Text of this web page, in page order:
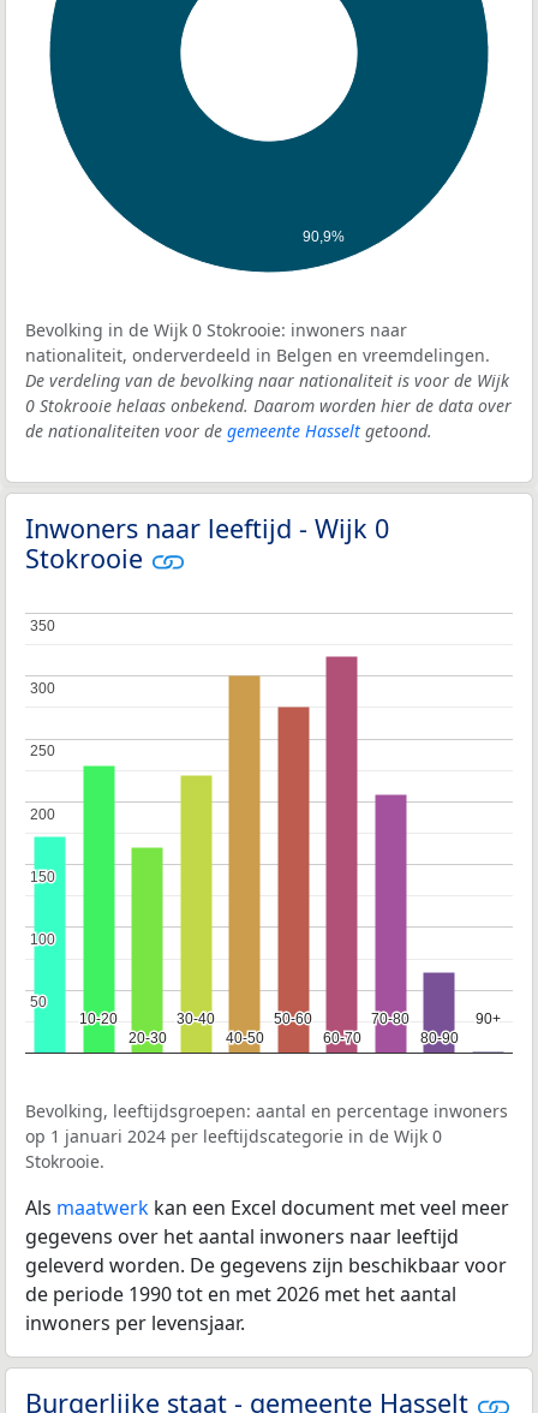
90,9%
Bevolking in de Wijk 0 Stokrooie: inwoners naar
nationaliteit, onderverdeeld in Belgen en vreemdelingen.
De verdeling van de bevolking naar nationaliteit is voor de Wijk
0 Stokrooie helaas onbekend. Daarom worden hier de data over
de nationaliteiten voor de gemeente Hasselt getoond.
Inwoners naar leeftijd - Wijk 0
Stokrooie
10-20
10-20
20-30
20-30
30-40
30-40
40-50
40-50
50-60
50-60
60-70
60-70
70-80
70-80
80-90
80-90
90+
90+
50
50
100
100
150
150
200
200
250
250
300
300
350
350
Bevolking, leeftijdsgroepen: aantal en percentage inwoners
op 1 januari 2024 per leeftijdscategorie in de Wijk 0
Stokrooie.
Als maatwerk kan een Excel document met veel meer
gegevens over het aantal inwoners naar leeftijd
geleverd worden. De gegevens zijn beschikbaar voor
de periode 1990 tot en met 2026 met het aantal
inwoners per levensjaar.
Burgerlijke staat - gemeente Hasselt